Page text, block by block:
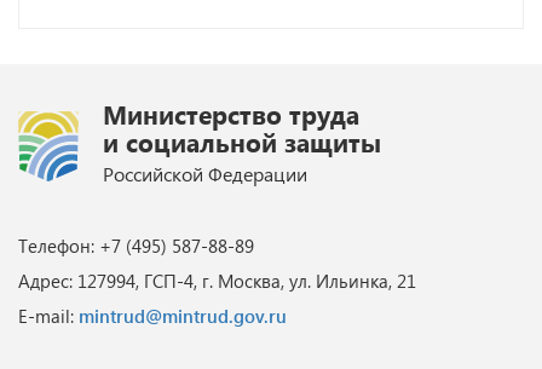
Министерство труда
и социальной защиты
Российской Федерации
Телефон: +7 (495) 587-88-89
Адрес: 127994, ГСП-4, г. Москва, ул. Ильинка, 21
E-mail: mintrud@mintrud.gov.ru